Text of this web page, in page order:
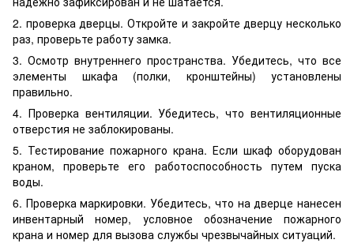
2. проверка дверцы. Откройте и закройте дверцу несколько
раз, проверьте работу замка.
3. Осмотр внутреннего пространства. Убедитесь, что все
элементы шкафа (полки, кронштейны) установлены
правильно.
4. Проверка вентиляции. Убедитесь, что вентиляционные
отверстия не заблокированы.
5. Тестирование пожарного крана. Если шкаф оборудован
краном, проверьте его работоспособность путем пуска
воды.
6. Проверка маркировки. Убедитесь, что на дверце нанесен
инвентарный номер, условное обозначение пожарного
крана и номер для вызова службы чрезвычайных ситуаций.